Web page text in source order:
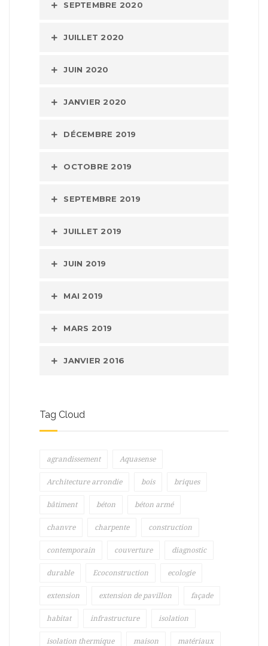
SEPTEMBRE 2020
JUILLET 2020
JUIN 2020
JANVIER 2020
DÉCEMBRE 2019
OCTOBRE 2019
SEPTEMBRE 2019
JUILLET 2019
JUIN 2019
MAI 2019
MARS 2019
JANVIER 2016
Tag Cloud
agrandissement Aquasense
Architecture arrondie bois briques
bâtiment béton béton armé
chanvre charpente construction
contemporain couverture diagnostic
durable Ecoconstruction ecologie
extension extension de pavillon façade
habitat infrastructure isolation
isolation thermique maison matériaux